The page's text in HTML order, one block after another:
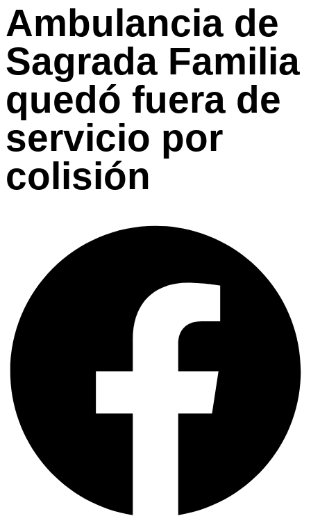
Ambulancia de
Sagrada Familia
quedó fuera de
servicio por
colisión